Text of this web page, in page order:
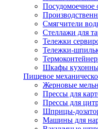
Посудомоечное
Смягчители
Стеллажи для
Тележки
Тележки-
Шкафы
Пищевое
Жерновые
Прессы для
Прессы для
Шприцы-
Машины для